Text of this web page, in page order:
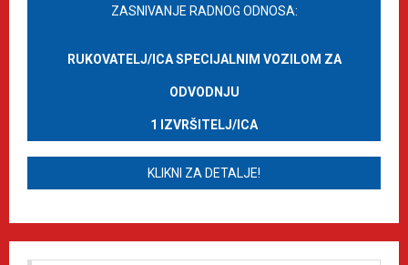
ZASNIVANJE RADNOG ODNOSA:
RUKOVATELJ/ICA SPECIJALNIM VOZILOM ZA
ODVODNJU
1 IZVRŠITELJ/ICA
KLIKNI ZA DETALJE!